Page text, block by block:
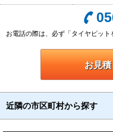
お電話の際は、必ず「タイヤピット
お見
近隣の市区町村から探す